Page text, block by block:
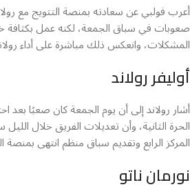
أعرب فولبي عن سعادته بمنصة التتويج مع
صعوبات في سباق الجمعة، لكنه عمل بكثافة
المشكلات، وانعكس ذلك مباشرة على أداء
أوليفر رولاند
أشار رولاند إلى أن يوم الجمعة كان صعبًا بعد
الحرة الثانية، وأن تعديلات الفريق خلال
المركز الرابع وتقديم سباق منظم انتهى بمنصة
نورمان ناتو